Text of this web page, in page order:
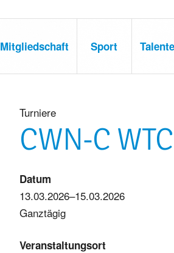
Mitgliedschaft Sport
Turniere
CWN-C
Datum
13.03.2026–15.03.2026
Ganztägig
Veranstaltungsort